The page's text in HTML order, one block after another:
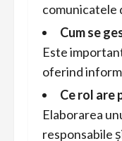
comunicatele
Cum se
Este
oferind
Ce rol are
Elaborarea
responsabile